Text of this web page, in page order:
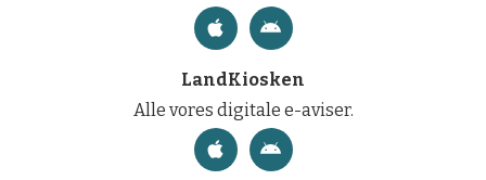
LandKiosken
Alle vores digitale e-aviser.